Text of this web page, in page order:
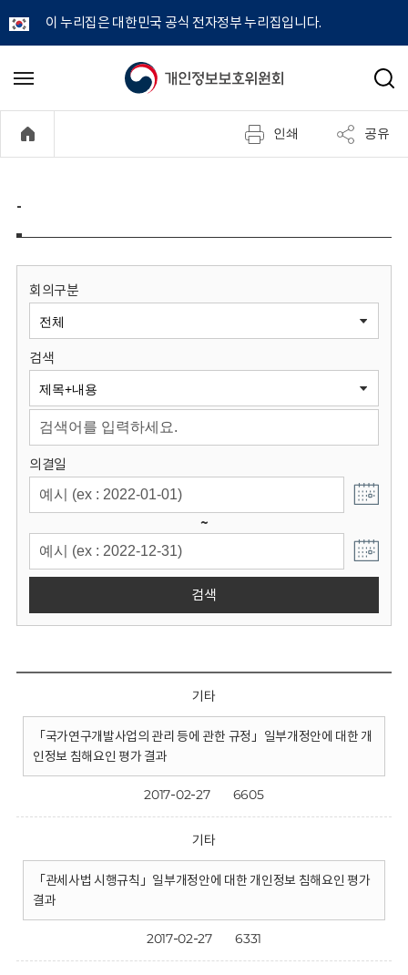
이 누리집은 대한민국 공식 전자정부 누리집입니다.
개
정
보
원
회
메
기
검
인쇄 공유
-
회의구분
검색
의결일
~
검색
기타
「국가연구개발사업의 관리 등에 관한 규정」일부개정안에 대한 개
인정보 침해요인 평가 결과
2017-02-27 6605
기타
「관세사법 시행규칙」일부개정안에 대한 개인정보 침해요인 평가
결과
2017-02-27 6331